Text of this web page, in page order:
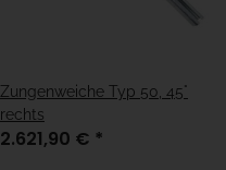
Zungenweiche Typ 50, 45°
rechts
2.621,90 € *